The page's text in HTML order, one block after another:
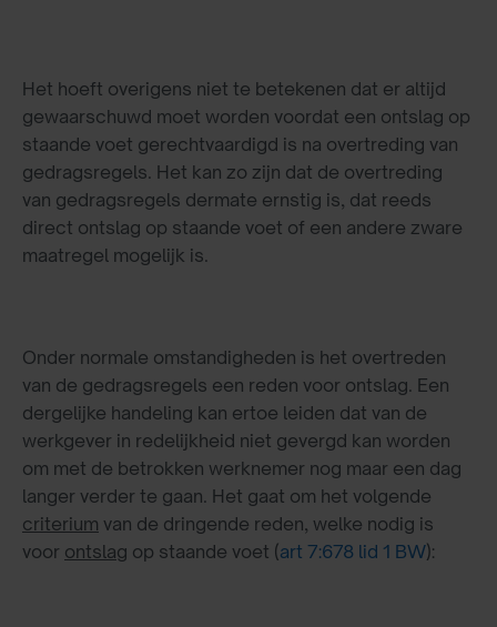
Het hoeft overigens niet te betekenen dat er altijd
gewaarschuwd moet worden voordat een ontslag op
staande voet gerechtvaardigd is na overtreding van
gedragsregels. Het kan zo zijn dat de overtreding
van gedragsregels dermate ernstig is, dat reeds
direct ontslag op staande voet of een andere zware
maatregel mogelijk is.
Onder normale omstandigheden is het overtreden
van de gedragsregels een reden voor ontslag. Een
dergelijke handeling kan ertoe leiden dat van de
werkgever in redelijkheid niet gevergd kan worden
om met de betrokken werknemer nog maar een dag
langer verder te gaan. Het gaat om het volgende
criterium van de dringende reden, welke nodig is
voor ontslag op staande voet (art 7:678 lid 1 BW):